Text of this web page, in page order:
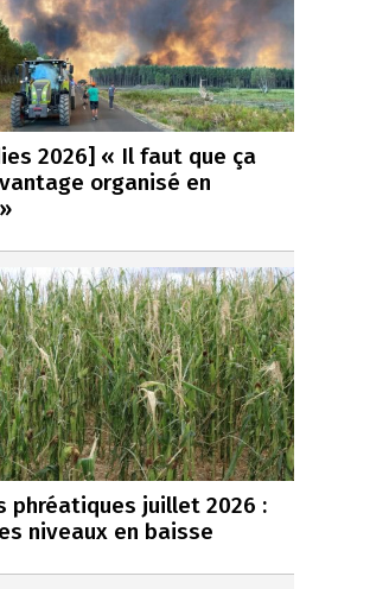
2026] « Il faut que ça
organisé en
phréatiques juillet 2026 :
niveaux en baisse